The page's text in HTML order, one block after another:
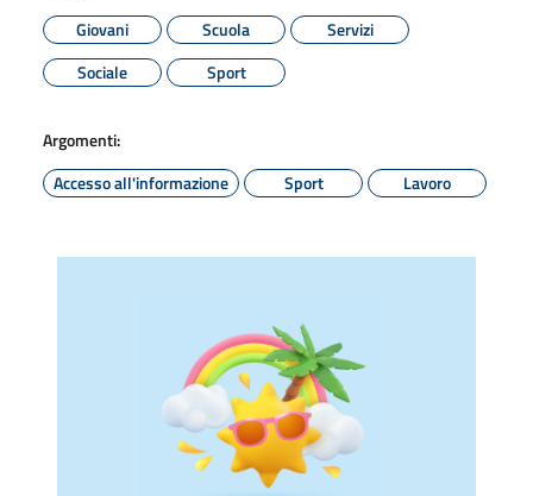
Giovani
Scuola
Servizi
Sociale
Sport
Argomenti:
Accesso all'informazione
Sport Lavoro